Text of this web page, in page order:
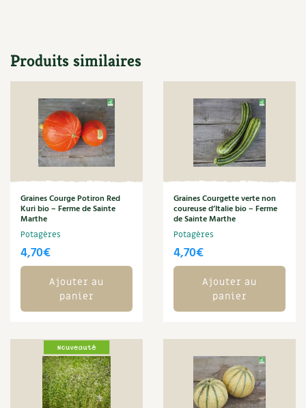
Compléments
Actualités
Vidéos et podcasts
Secrets d’abonné
Tous au jardin ! avec Pascal
La vie secrète du jardin
Produits similaires
Graines Courge Potiron Red
Kuri bio – Ferme de Sainte
Marthe
Potagères
4,70€
Ajouter au
panier
Graines Courgette verte non
coureuse d’Italie bio – Ferme
de Sainte Marthe
Potagères
4,70€
Ajouter au
panier